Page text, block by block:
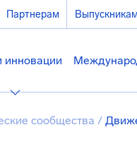
Партнерам Выпускникам
инновации
сообщества /